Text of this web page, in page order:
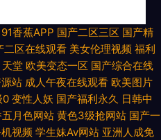
原综合网 五月花电影av 影音先锋资源
不卡网站 一本道色导航 91超碰 97热
视频网站 深爱激情海角社区 午夜福利
91香蕉APP 国产二区三区 国产精
二区在线观看 美女伦理视频 福利
堂 欧美变态一区 国产综合在线
站 成人午夜在线观看 欧美图片
0 变性人妖 国产福利永久 日韩中
月色网站 黄色3级抢网站 国产一
视频 学生妹Av网站 亚洲人成免